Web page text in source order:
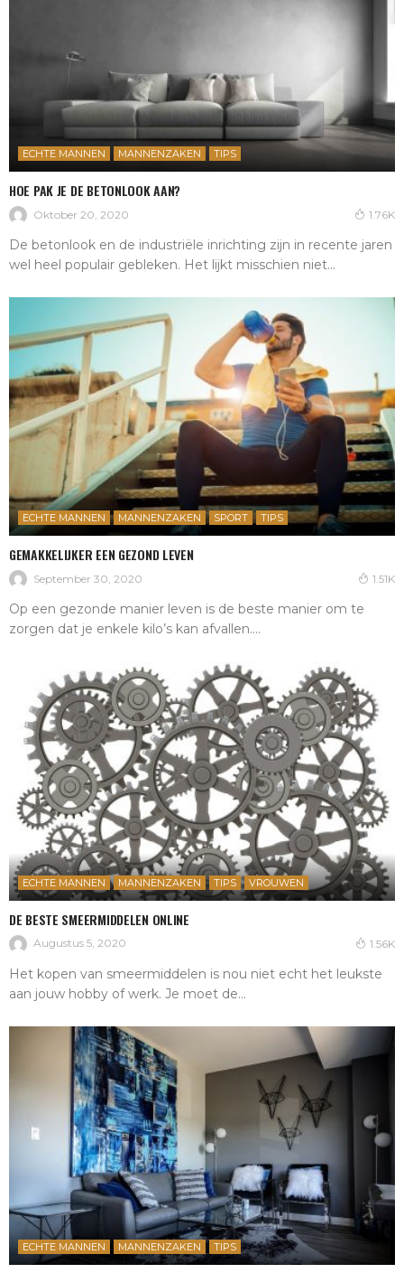
ECHTE MANNEN MANNENZAKEN TIPS
HOE PAK JE DE BETONLOOK AAN?
Oktober 20, 2020 1.76K
De betonlook en de industriële inrichting zijn in recente jaren
wel heel populair gebleken. Het lijkt misschien niet...
ECHTE MANNEN MANNENZAKEN SPORT TIPS
GEMAKKELIJKER EEN GEZOND LEVEN
September 30, 2020 1.51K
Op een gezonde manier leven is de beste manier om te
zorgen dat je enkele kilo’s kan afvallen....
ECHTE MANNEN MANNENZAKEN TIPS VROUWEN
DE BESTE SMEERMIDDELEN ONLINE
Augustus 5, 2020 1.56K
Het kopen van smeermiddelen is nou niet echt het leukste
aan jouw hobby of werk. Je moet de...
ECHTE MANNEN MANNENZAKEN TIPS